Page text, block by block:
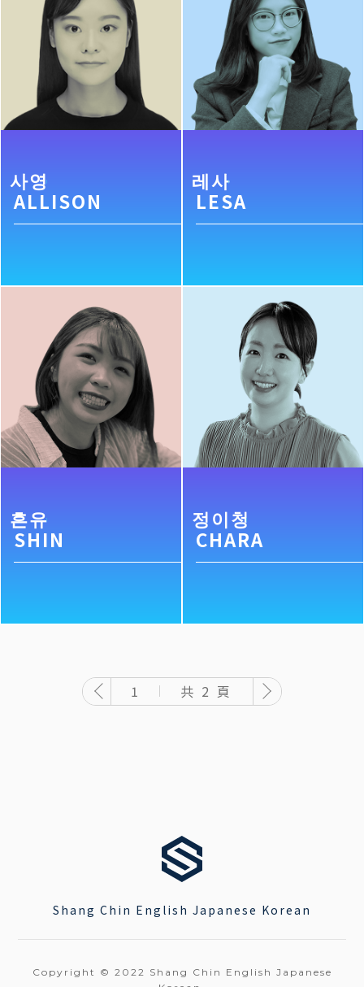
사영
ALLISON
레사
LESA
흔유
SHIN
정이청
CHARA
1 共 2 頁
Shang Chin English Japanese Korean
Copyright © 2022 Shang Chin English Japanese